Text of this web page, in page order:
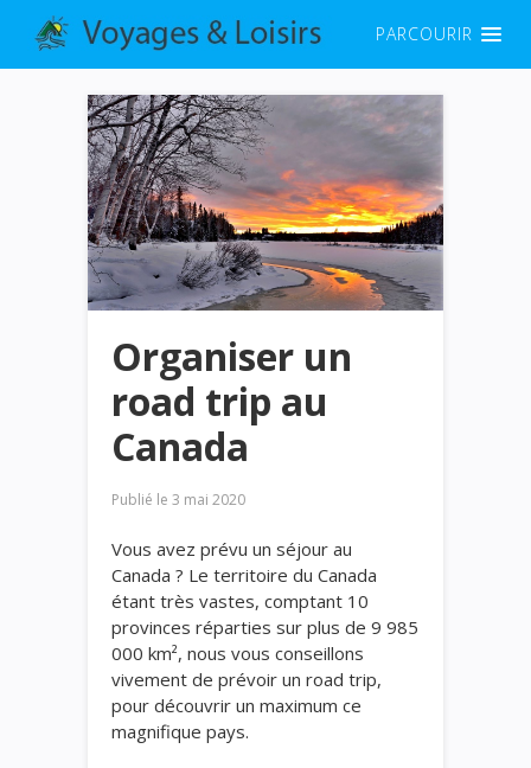
PARCOURIR
Organiser un
road trip au
Canada
Publié le 3 mai 2020
Vous avez prévu un séjour au
Canada ? Le territoire du Canada
étant très vastes, comptant 10
provinces réparties sur plus de 9 985
000 km², nous vous conseillons
vivement de prévoir un road trip,
pour découvrir un maximum ce
magnifique pays.